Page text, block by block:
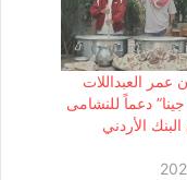
عمر العبداللات
دعماً للنشامى
الأردني